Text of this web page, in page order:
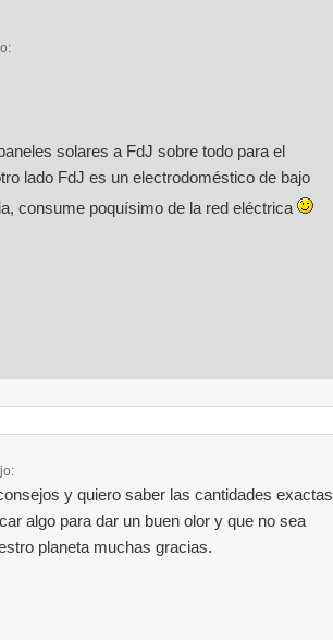
solares a FdJ sobre todo para el
lado FdJ es un electrodoméstico de bajo
consume poquísimo de la red eléctrica
y quiero saber las cantidades exactas
algo para dar un buen olor y que no sea
planeta muchas gracias.